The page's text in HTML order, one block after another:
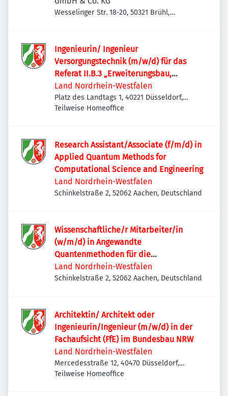
Wesselinger Str. 18-20, 50321 Brühl,
Ingenieurin/ Ingenieur
Versorgungstechnik (m/w/d) für das
Referat II.B.3 „Erweiterungsbau,
Bestandssanierung“
Land Nordrhein-Westfalen
Platz des Landtags 1, 40221 Düsseldorf,
Deutschland
Teilweise Homeoffice
Research Assistant/Associate (f/m/d) in
Applied Quantum Methods for
Computational Science and Engineering
Land Nordrhein-Westfalen
Schinkelstraße 2, 52062 Aachen, Deutschland
Wissenschaftliche/r Mitarbeiter/in
(w/m/d) in Angewandte
Quantenmethoden für die
Computerwissenschaft und das
Ingenieurwesen
Land Nordrhein-Westfalen
Schinkelstraße 2, 52062 Aachen, Deutschland
Architektin/ Architekt oder
Ingenieurin/Ingenieur (m/w/d) in der
Fachaufsicht (FfE) im Bundesbau NRW
Land Nordrhein-Westfalen
Mercedesstraße 12, 40470 Düsseldorf,
Deutschland
Teilweise Homeoffice